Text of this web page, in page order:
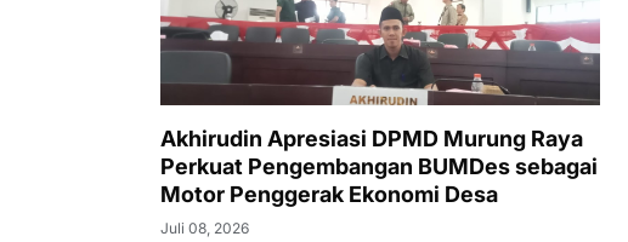
Akhirudin Apresiasi DPMD Murung Raya
Perkuat Pengembangan BUMDes sebagai
Motor Penggerak Ekonomi Desa
Juli 08, 2026